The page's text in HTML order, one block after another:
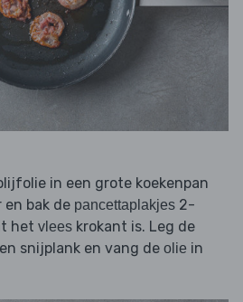
in een grote koekenpan
bak de pancettaplakjes 2-
het vlees krokant is. Leg de
snijplank en vang de olie in